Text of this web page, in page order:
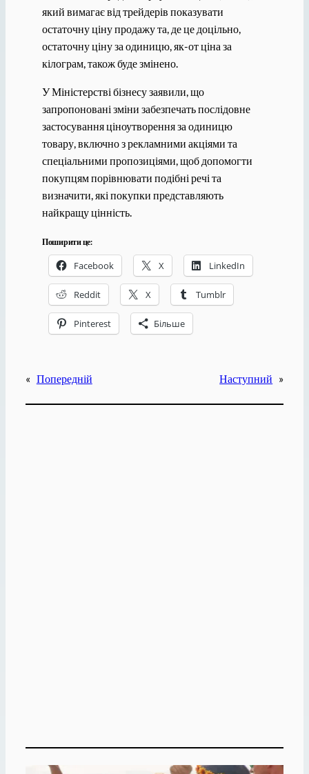
який вимагає від трейдерів показувати
остаточну ціну продажу та, де це доцільно,
остаточну ціну за одиницю, як-от ціна за
кілограм, також буде змінено.
У Міністерстві бізнесу заявили, що
запропоновані зміни забезпечать послідовне
застосування ціноутворення за одиницю
товару, включно з рекламними акціями та
спеціальними пропозиціями, щоб допомогти
покупцям порівнювати подібні речі та
визначити, які покупки представляють
найкращу цінність.
Поширити це:
Facebook X LinkedIn
Reddit X Tumblr
Pinterest Більше
« Попередній Наступний »